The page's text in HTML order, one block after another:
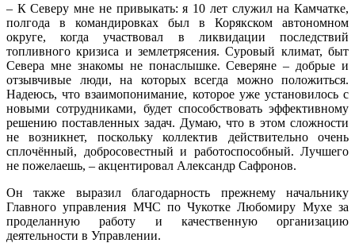
– К Северу мне не привыкать: я 10 лет служил на Камчатке,
полгода в командировках был в Корякском автономном
округе, когда участвовал в ликвидации последствий
топливного кризиса и землетрясения. Суровый климат, быт
Севера мне знакомы не понаслышке. Северяне – добрые и
отзывчивые люди, на которых всегда можно положиться.
Надеюсь, что взаимопонимание, которое уже установилось с
новыми сотрудниками, будет способствовать эффективному
решению поставленных задач. Думаю, что в этом сложности
не возникнет, поскольку коллектив действительно очень
сплочённый, добросовестный и работоспособный. Лучшего
не пожелаешь, – акцентировал Александр Сафронов.
Он также выразил благодарность прежнему начальнику
Главного управления МЧС по Чукотке Любомиру Мухе за
проделанную работу и качественную организацию
деятельности в Управлении.